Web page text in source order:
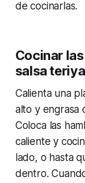
de cocinarlas.
Cocinar
salsa
Calienta una
alto y engrasa
Coloca las
caliente y
lado, o hasta
dentro.